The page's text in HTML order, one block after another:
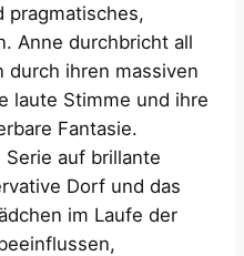
pragmatisches,
Anne durchbricht all
durch ihren massiven
laute Stimme und ihre
Fantasie.
auf brillante
Dorf und das
im Laufe der